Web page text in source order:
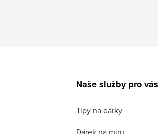
Naše služby pro vás
Tipy na dárky
Dárek na míru